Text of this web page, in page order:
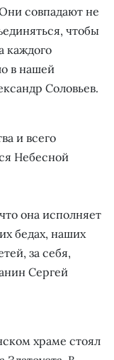
совпадают не
чтобы
каждого
в нашей
Соловьев.
и всего
Небесной
она исполняет
бедах, наших
за себя,
Сергей
храме стоял